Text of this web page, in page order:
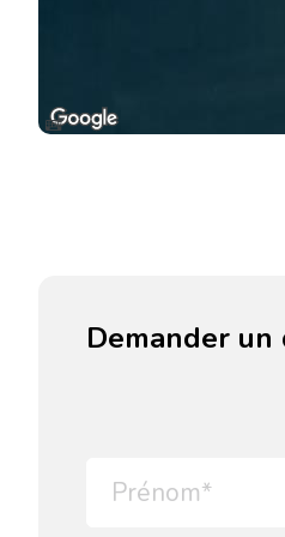
Demander un